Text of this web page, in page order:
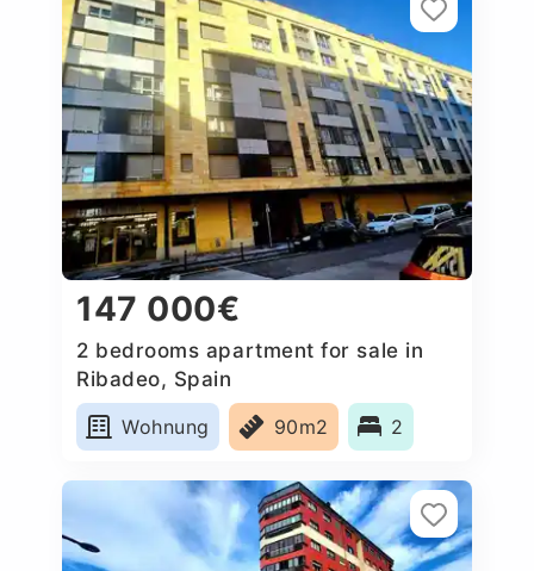
147 000€
2 bedrooms apartment for sale in
Ribadeo, Spain
Wohnung
90m2 2